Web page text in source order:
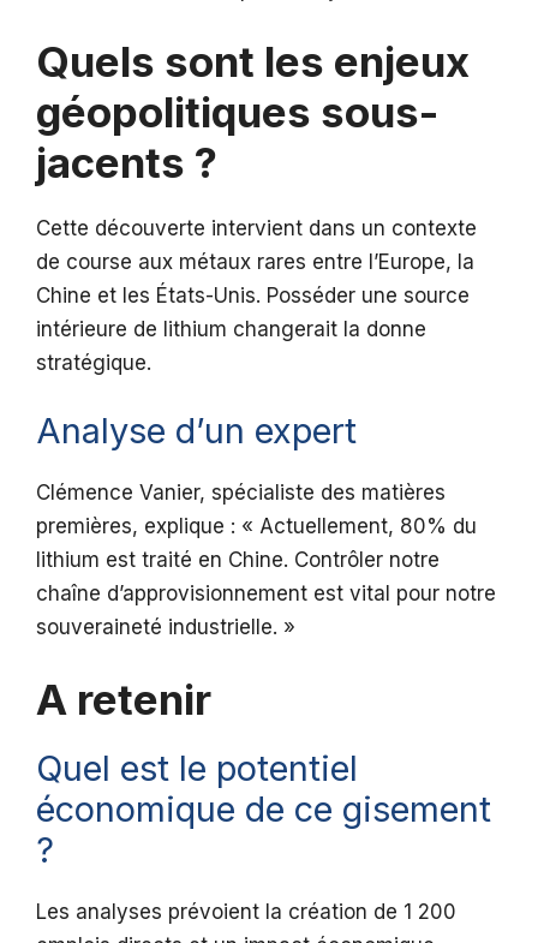
Quels sont les enjeux
géopolitiques sous-
jacents ?
Cette découverte intervient dans un contexte
de course aux métaux rares entre l’Europe, la
Chine et les États-Unis. Posséder une source
intérieure de lithium changerait la donne
stratégique.
Analyse d’un expert
Clémence Vanier, spécialiste des matières
premières, explique : « Actuellement, 80% du
lithium est traité en Chine. Contrôler notre
chaîne d’approvisionnement est vital pour notre
souveraineté industrielle. »
A retenir
Quel est le potentiel
économique de ce gisement
?
Les analyses prévoient la création de 1 200